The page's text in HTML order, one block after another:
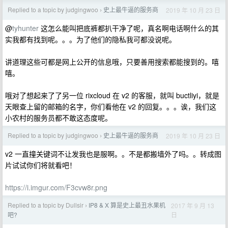
Replied to a topic by judgingwoo › 史上最牛逼的服务商 2019 年 10 月 23 日
@tyhunter 这怎么能叫把底裤都扒干净了呢，真名啊电话啊什么的其
实我都有找到呢。。。为了他们的隐私我可都没说呢。
讲道理这些可都是网上公开的信息哦，只要善用搜索都能搜到的。嘻
嘻。
哦对了想起来了了另一位 rixcloud 在 v2 的客服，就叫 buctliyi，就是
天眼查上留的邮箱的名字，你们看他在 v2 的回复。。。诶，我们这
小农村的服务员都不敢这态度呢。
Replied to a topic by judgingwoo › 史上最牛逼的服务商 2019 年 10 月 23 日
v2 一直撞关键词不让发我也是服啊。。不是都搬墙外了吗。。转成图
片试试你们将就看吧！
https://i.imgur.com/F3cvw8r.png
Replied to a topic by Dullsir › IP8 & X 算是史上最丑水果机
吧?
2017 年 9 月 13
日